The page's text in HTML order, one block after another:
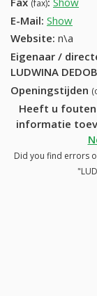
(fax)
E-Mail: Show
Website: n\a
Eigenaar /
LUDWINA
Openingstijden
Heeft u
informatie
Did you find errors